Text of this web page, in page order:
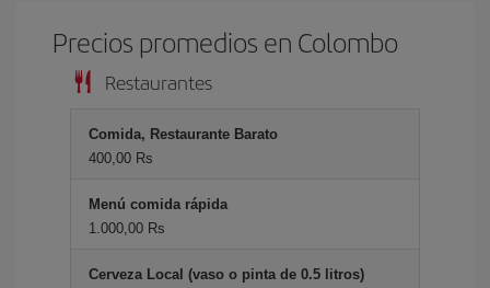
Precios promedios en Colombo
Restaurantes
Comida, Restaurante Barato
400,00 Rs
Menú comida rápida
1.000,00 Rs
Cerveza Local (vaso o pinta de 0.5 litros)